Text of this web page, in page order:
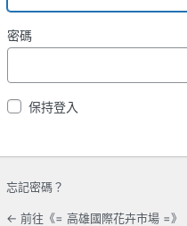
密碼
保持登入
忘記密碼？
← 前往《= 高雄國際花卉市場 =》